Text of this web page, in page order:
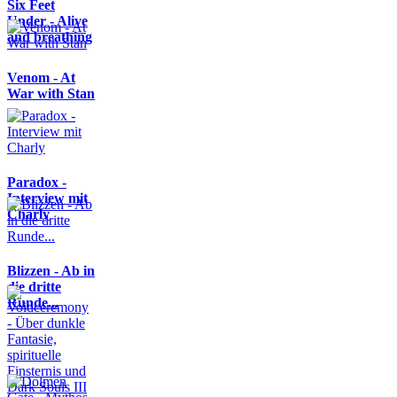
Six Feet
Under - Alive
and breathing
Venom - At
War with Stan
Paradox -
Interview mit
Charly
Blizzen - Ab in
die dritte
Runde...